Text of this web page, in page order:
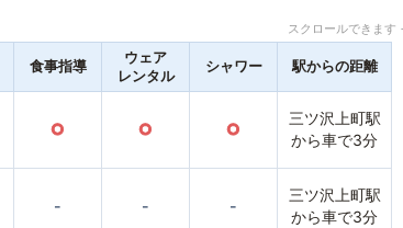
スクロールできま
食事指導
ウェア
レンタル
シャワー 駅からの距離
○ ○ ○
三ツ沢上町駅
から車で3分
- - -
三ツ沢上町駅
から車で3分